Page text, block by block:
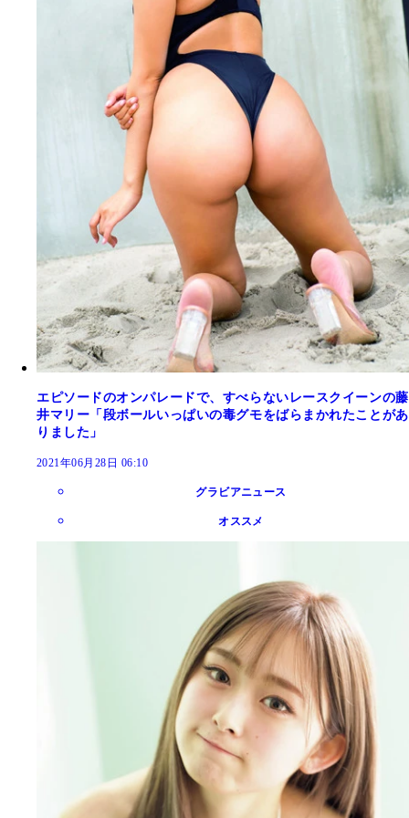
エピソードのオンパレードで、すべらないレースクイーンの藤
井マリー「段ボールいっぱいの毒グモをばらまかれたことがあ
りました」
2021年06月28日 06:10
グラビアニュース
オススメ